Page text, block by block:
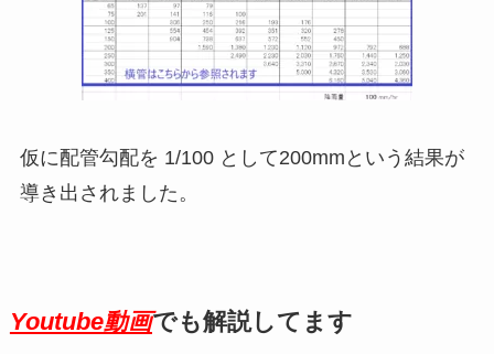
仮に配管勾配を 1/100 として200mmという結果が
導き出されました。
Youtube動画でも解説してます